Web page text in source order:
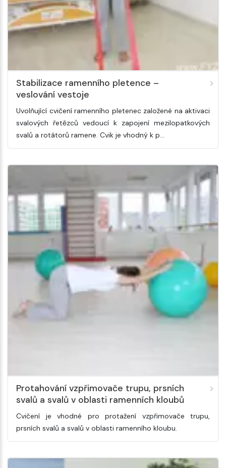
Stabilizace ramenního pletence –
veslování vestoje
Uvolňující cvičení ramenního pletenec založené na aktivaci
svalových řetězců vedoucí k zapojení mezilopatkových
svalů a rotátorů ramene. Cvik je vhodný k p…
Protahování vzpřimovače trupu, prsních
svalů a svalů v oblasti ramenních kloubů
Cvičení je vhodné pro protažení vzpřimovače trupu,
prsních svalů a svalů v oblasti ramenního kloubu.